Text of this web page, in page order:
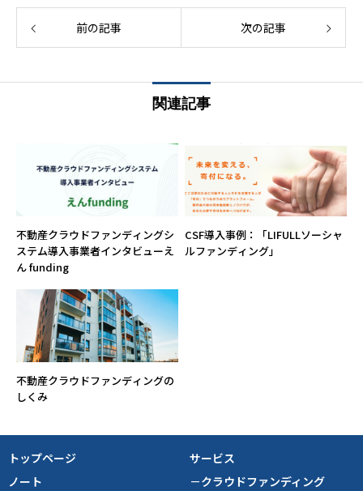
前の記事 次の記事
関連記事
不動産クラウドファンディングシ
ステム導入事業者インタビューえ
ん funding
CSF導入事例：「LIFULLソーシャ
ルファンディング」
不動産クラウドファンディングの
しくみ
トップページ
ノート
サービス
－クラウドファンディング